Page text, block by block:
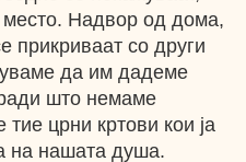
место. Надвор од дома,
прикриваат со други
да им дадеме
што немаме
црни кртови кои ја
на нашата душа.